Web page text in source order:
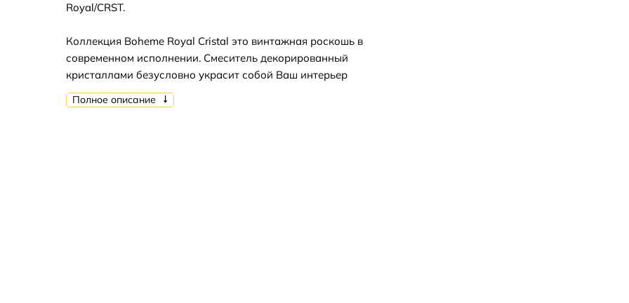
Royal/CRST.
Коллекция Boheme Royal Cristal это винтажная роскошь в
современном исполнении. Смеситель декорированный
кристаллами безусловно украсит собой Ваш интерьер
Полное описание